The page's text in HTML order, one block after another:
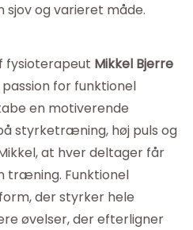
sjov og varieret måde.
fysioterapeut Mikkel Bjerre
for funktionel
en motiverende
styrketræning, høj puls og
at hver deltager får
træning. Funktionel
der styrker hele
øvelser, der efterligner